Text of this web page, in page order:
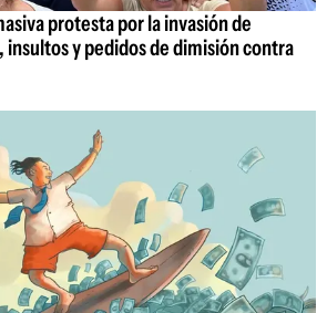
protesta por la invasión de
y pedidos de dimisión contra